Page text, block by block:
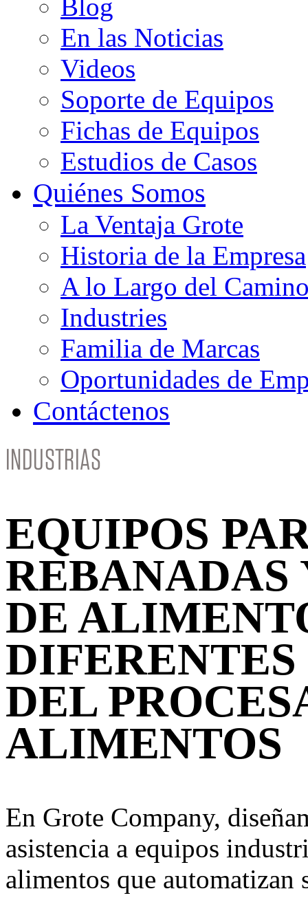
Blog
En las Noticias
Videos
Soporte de Equipos
Fichas de Equipos
Estudios de Casos
Quiénes Somos
La Ventaja Grote
Historia de la Empresa
A lo Largo del
Industries
Familia de Marcas
Oportunidades de
Contáctenos
INDUSTRIAS
EQUIPOS
REBANADAS
DE
DEL
ALIMENTOS
En Grote Company,
asistencia a equipos
alimentos que automatizan